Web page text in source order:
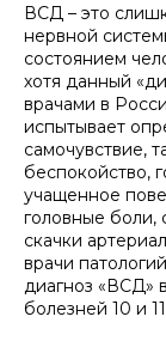
ВСД – это
нервной
состоянием
хотя данный
врачами в
испытывает
самочувствие,
беспокойство,
учащенное
головные боли,
скачки
врачи
диагноз «ВСД»
болезней 10 и